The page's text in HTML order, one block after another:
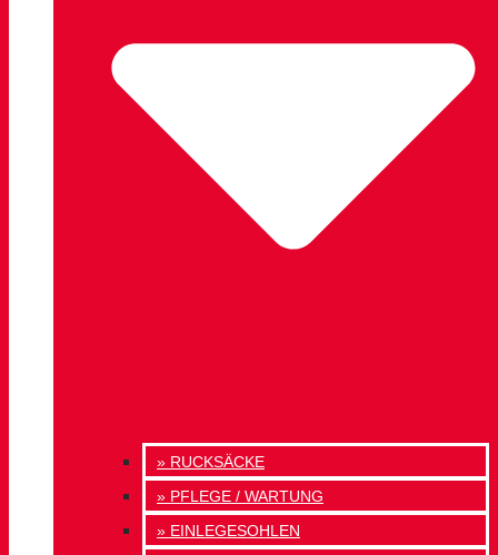
» RUCKSÄCKE
» PFLEGE / WARTUNG
» EINLEGESOHLEN